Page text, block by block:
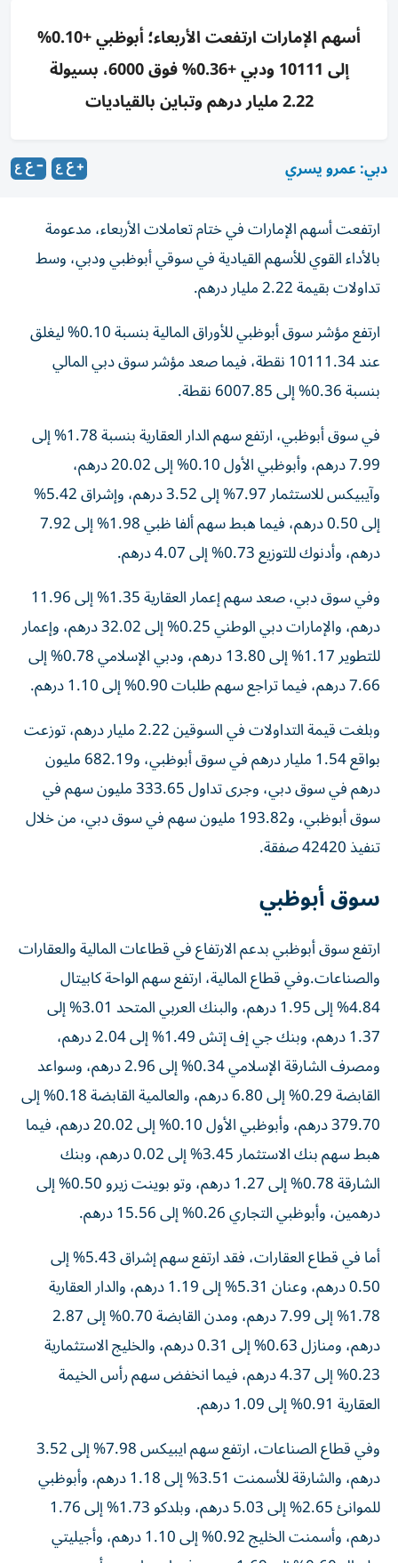
أسهم الإمارات ارتفعت الأربعاء؛ أبوظبي +0.10%
إلى 10111 ودبي +0.36% فوق 6000، بسيولة
2.22 مليار درهم وتباين بالقياديات
دبي: عمرو يسري
ارتفعت أسهم الإمارات في ختام تعاملات الأربعاء، مدعومة
بالأداء القوي للأسهم القيادية في سوقي أبوظبي ودبي، وسط
تداولات بقيمة 2.22 مليار درهم.
ارتفع مؤشر سوق أبوظبي للأوراق المالية بنسبة 0.10% ليغلق
عند 10111.34 نقطة، فيما صعد مؤشر سوق دبي المالي
بنسبة 0.36% إلى 6007.85 نقطة.
في سوق أبوظبي، ارتفع سهم الدار العقارية بنسبة 1.78% إلى
7.99 درهم، وأبوظبي الأول 0.10% إلى 20.02 درهم،
وآيبيكس للاستثمار 7.97% إلى 3.52 درهم، وإشراق 5.42%
إلى 0.50 درهم، فيما هبط سهم ألفا ظبي 1.98% إلى 7.92
درهم، وأدنوك للتوزيع 0.73% إلى 4.07 درهم.
وفي سوق دبي، صعد سهم إعمار العقارية 1.35% إلى 11.96
درهم، والإمارات دبي الوطني 0.25% إلى 32.02 درهم، وإعمار
للتطوير 1.17% إلى 13.80 درهم، ودبي الإسلامي 0.78% إلى
7.66 درهم، فيما تراجع سهم طلبات 0.90% إلى 1.10 درهم.
وبلغت قيمة التداولات في السوقين 2.22 مليار درهم، توزعت
بواقع 1.54 مليار درهم في سوق أبوظبي، و682.19 مليون
درهم في سوق دبي، وجرى تداول 333.65 مليون سهم في
سوق أبوظبي، و193.82 مليون سهم في سوق دبي، من خلال
تنفيذ 42420 صفقة.
سوق أبوظبي
ارتفع سوق أبوظبي بدعم الارتفاع في قطاعات المالية والعقارات
والصناعات.وفي قطاع المالية، ارتفع سهم الواحة كابيتال
4.84% إلى 1.95 درهم، والبنك العربي المتحد 3.01% إلى
1.37 درهم، وبنك جي إف إتش 1.49% إلى 2.04 درهم،
ومصرف الشارقة الإسلامي 0.34% إلى 2.96 درهم، وسواعد
القابضة 0.29% إلى 6.80 درهم، والعالمية القابضة 0.18% إلى
379.70 درهم، وأبوظبي الأول 0.10% إلى 20.02 درهم، فيما
هبط سهم بنك الاستثمار 3.45% إلى 0.02 درهم، وبنك
الشارقة 0.78% إلى 1.27 درهم، وتو بوينت زيرو 0.50% إلى
درهمين، وأبوظبي التجاري 0.26% إلى 15.56 درهم.
أما في قطاع العقارات، فقد ارتفع سهم إشراق 5.43% إلى
0.50 درهم، وعنان 5.31% إلى 1.19 درهم، والدار العقارية
1.78% إلى 7.99 درهم، ومدن القابضة 0.70% إلى 2.87
درهم، ومنازل 0.63% إلى 0.31 درهم، والخليج الاستثمارية
0.23% إلى 4.37 درهم، فيما انخفض سهم رأس الخيمة
العقارية 0.91% إلى 1.09 درهم.
وفي قطاع الصناعات، ارتفع سهم ايبيكس 7.98% إلى 3.52
درهم، والشارقة للأسمنت 3.51% إلى 1.18 درهم، وأبوظبي
للموانئ 2.65% إلى 5.03 درهم، وبلدكو 1.73% إلى 1.76
درهم، وأسمنت الخليج 0.92% إلى 1.10 درهم، وأجيليتي